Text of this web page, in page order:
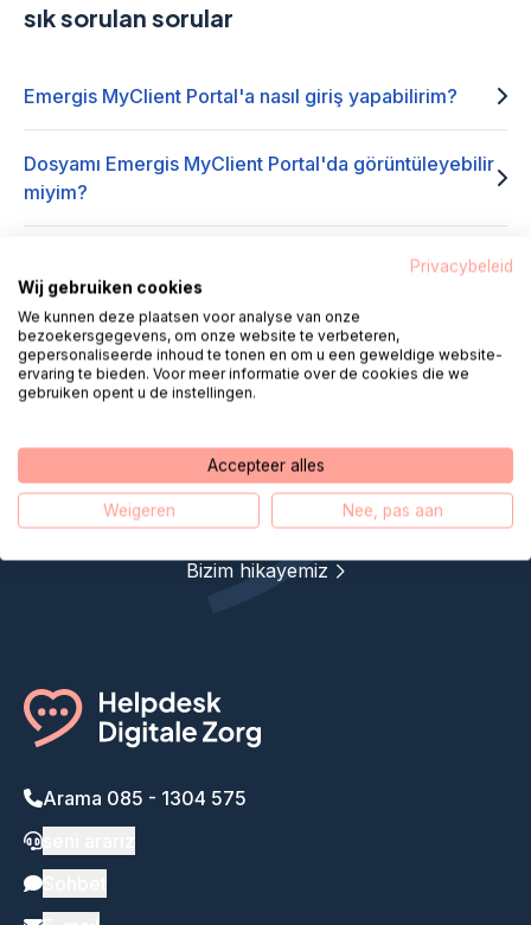
sık sorulan sorular
Emergis MyClient Portal'a nasıl giriş yapabilirim?
Dosyamı Emergis MyClient Portal'da görüntüleyebilir
miyim?
Dosyamdaki veya kişisel bilgilerimdeki bir hatayı
nasıl düzeltebilirim?
Yardım Masası Dijital Bakım,
uzaktan bakımı daha da
yakınlaştırıyor
Bizim hikayemiz
Arama 085 - 1304 575
Privacybeleid
Wij gebruiken cookies
We kunnen deze plaatsen voor analyse van onze
bezoekersgegevens, om onze website te verbeteren,
gepersonaliseerde inhoud te tonen en om u een geweldige website-
ervaring te bieden. Voor meer informatie over de cookies die we
gebruiken opent u de instellingen.
Accepteer alles
Weigeren Nee, pas aan